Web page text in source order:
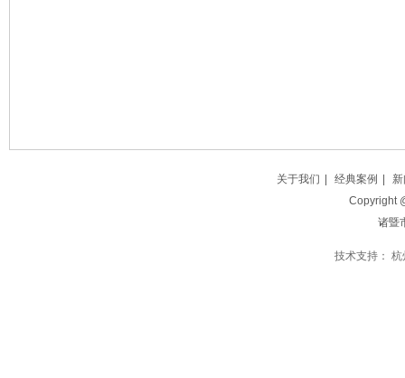
关于我们 经典案例
Copyright
诸暨
技术支持： 杭